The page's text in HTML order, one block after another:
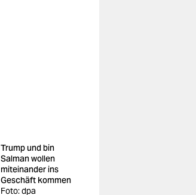
Trump und bin
Salman wollen
miteinander ins
Geschäft kommen
Foto: dpa